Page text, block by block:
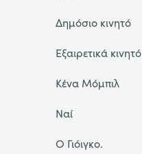
Δημόσιο κινητό
Εξαιρετικά κινητό
Κένα Μόμπιλ
Ναί
Ο Γιόιγκο.